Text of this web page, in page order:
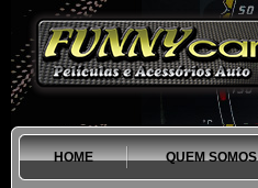
HOME QUEM SOMOS